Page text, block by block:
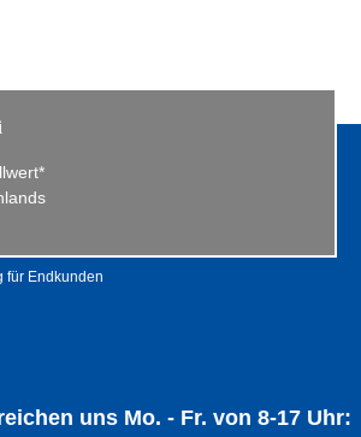
uns Mo. - Fr. von 8-17 Uhr:
für Endkunden